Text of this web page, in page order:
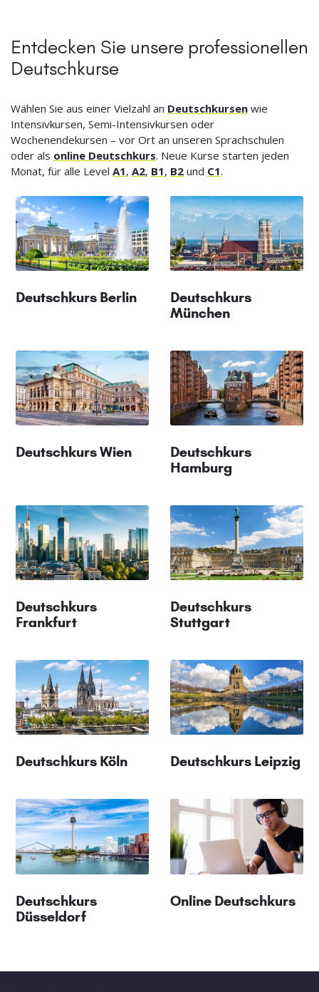
Entdecken Sie unsere professionellen
Deutschkurse
Wählen Sie aus einer Vielzahl an Deutschkursen wie
Intensivkursen, Semi-Intensivkursen oder
Wochenendekursen – vor Ort an unseren Sprachschulen
oder als online Deutschkurs. Neue Kurse starten jeden
Monat, für alle Level A1, A2, B1, B2 und C1.
Deutschkurs Berlin
Deutschkurs
München
Deutschkurs Wien
Deutschkurs
Hamburg
Deutschkurs
Frankfurt
Deutschkurs
Stuttgart
Deutschkurs Köln Deutschkurs Leipzig
Deutschkurs
Düsseldorf
Online Deutschkurs